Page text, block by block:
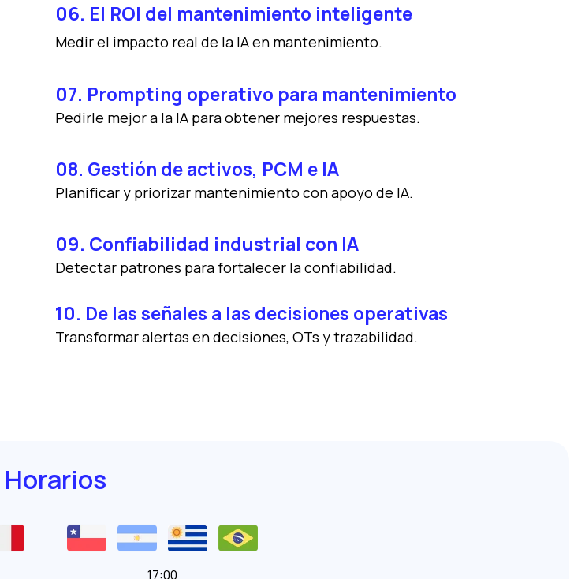
06. El ROI del mantenimiento inteligente
Medir el impacto real de la IA en mantenimiento.
07. Prompting operativo para mantenimiento
Pedirle mejor a la IA para obtener mejores respuestas.
08. Gestión de activos, PCM e IA
Planificar y priorizar mantenimiento con apoyo de IA.
09. Confiabilidad industrial con IA
Detectar patrones para fortalecer la confiabilidad.
10. De las señales a las decisiones operativas
Transformar alertas en decisiones, OTs y trazabilidad.
Horarios
17:00